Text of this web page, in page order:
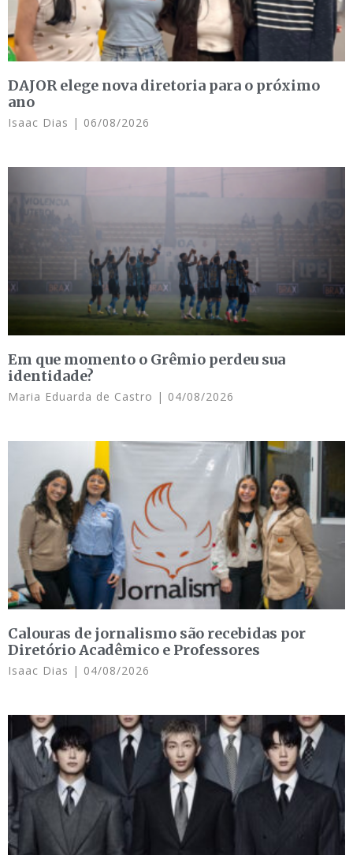
DAJOR elege nova diretoria para o próximo
ano
Isaac Dias 06/08/2026
Em que momento o Grêmio perdeu sua
identidade?
Maria Eduarda de Castro 04/08/2026
Calouras de jornalismo são recebidas por
Diretório Acadêmico e Professores
Isaac Dias 04/08/2026